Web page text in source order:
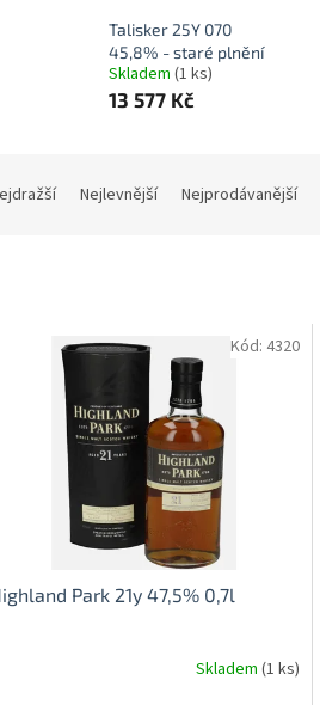
Talisker 25Y 070
45,8% - staré plnění
Skladem (1 ks)
13 577 Kč
Nejlevnější Nejprodávanější
Park 21y 47,5% 0,7l
Skladem (1 ks)
Kód: 4320